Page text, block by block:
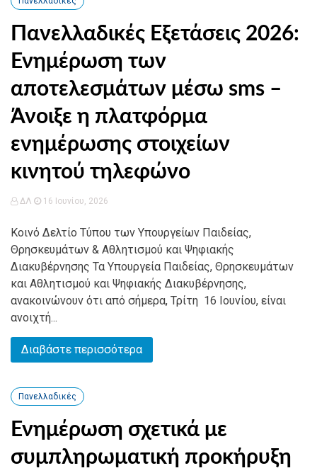
Πανελλαδικές Εξετάσεις 2026:
Ενημέρωση των
αποτελεσμάτων μέσω sms –
Άνοιξε η πλατφόρμα
ενημέρωσης στοιχείων
κινητού τηλεφώνο
ΔΛ 16 Ιουνίου, 2026
Κοινό Δελτίο Τύπου των Υπουργείων Παιδείας,
Θρησκευμάτων & Αθλητισμού και Ψηφιακής
Διακυβέρνησης Τα Υπουργεία Παιδείας, Θρησκευμάτων
και Αθλητισμού και Ψηφιακής Διακυβέρνησης,
ανακοινώνουν ότι από σήμερα, Τρίτη 16 Ιουνίου, είναι
ανοιχτή...
Διαβάστε περισσότερα
Πανελλαδικές
Ενημέρωση σχετικά με
συμπληρωματική προκήρυξη